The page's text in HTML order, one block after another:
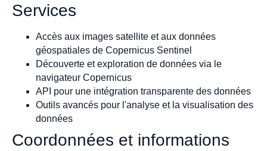
Services
Accès aux images satellite et aux données
géospatiales de Copernicus Sentinel
Découverte et exploration de données via le
navigateur Copernicus
API pour une intégration transparente des données
Outils avancés pour l'analyse et la visualisation des
données
Coordonnées et informations